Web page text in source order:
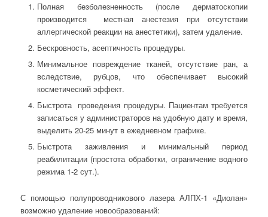
Полная безболезненность (после дерматоскопии
производится местная анестезия при отсутствии
аллергической реакции на анестетики), затем удаление.
Бескровность, асептичность процедуры.
Минимальное повреждение тканей, отсутствие ран, а
вследствие, рубцов, что обеспечивает высокий
косметический эффект.
Быстрота проведения процедуры. Пациентам требуется
записаться у администраторов на удобную дату и время,
выделить 20-25 минут в ежедневном графике.
Быстрота заживления и минимальный период
реабилитации (простота обработки, ограничение водного
режима 1-2 сут.).
С помощью полупроводникового лазера АЛПХ-1 «Диолан»
возможно удаление новообразований: